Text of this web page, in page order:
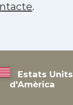
.
Estats Units
d'Amèrica